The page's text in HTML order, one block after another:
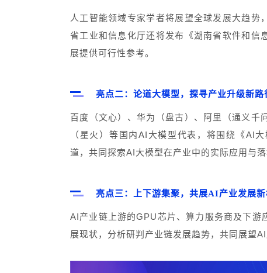
人工智能领域专家学者将展望全球发展大趋势
省工业和信息化厅还将发布《湖南省软件和信
展提供可行性参考。
亮点二：论道大模型，探寻产业升级新路
百度（文心）、华为（盘古）、阿里（通义千
（星火）等国内AI大模型代表，将围绕《AI
道，共同探索AI大模型在产业中的实际应用与落
亮点三：上下游集聚，共展AI产业发展新
AI产业链上游的GPU芯片、算力服务商及下游
展现状，分析研判产业链发展趋势，共同展望